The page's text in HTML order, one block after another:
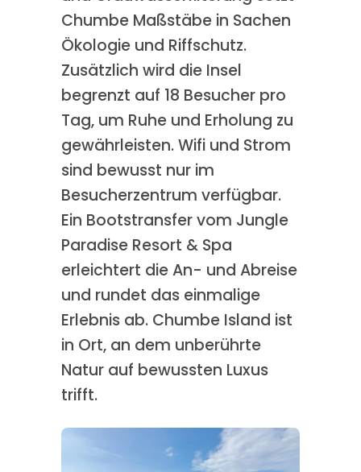
Chumbe Maßstäbe in Sachen
Ökologie und Riffschutz.
Zusätzlich wird die Insel
begrenzt auf 18 Besucher pro
Tag, um Ruhe und Erholung zu
gewährleisten. Wifi und Strom
sind bewusst nur im
Besucherzentrum verfügbar.
Ein Bootstransfer vom Jungle
Paradise Resort & Spa
erleichtert die An- und Abreise
und rundet das einmalige
Erlebnis ab. Chumbe Island ist
in Ort, an dem unberührte
Natur auf bewussten Luxus
trifft.